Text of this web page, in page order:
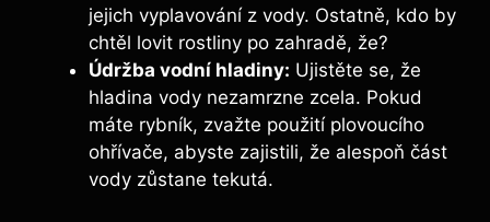
jejich vyplavování z vody. Ostatně, kdo by
chtěl lovit rostliny po zahradě, že?
Údržba vodní hladiny: Ujistěte se, že
hladina vody nezamrzne zcela. Pokud
máte rybník, zvažte použití plovoucího
ohřívače, abyste zajistili, že alespoň část
vody zůstane tekutá.